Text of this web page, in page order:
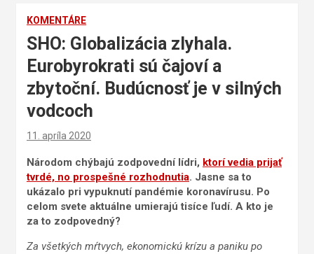
KOMENTÁRE
SHO: Globalizácia zlyhala.
Eurobyrokrati sú čajoví a
zbytoční. Budúcnosť je v silných
vodcoch
11. apríla 2020
Národom chýbajú zodpovední lídri, ktorí vedia prijať
tvrdé, no prospešné rozhodnutia. Jasne sa to
ukázalo pri vypuknutí pandémie koronavírusu. Po
celom svete aktuálne umierajú tisíce ľudí. A kto je
za to zodpovedný?
Za všetkých mŕtvych, ekonomickú krízu a paniku po